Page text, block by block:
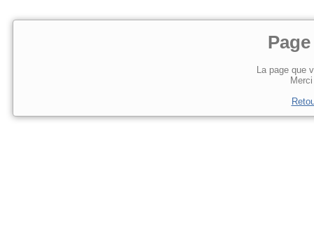
La page que